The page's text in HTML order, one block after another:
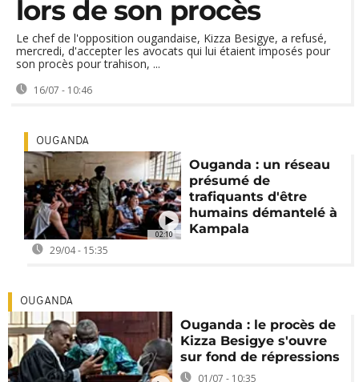
lors de son procès
Le chef de l'opposition ougandaise, Kizza Besigye, a refusé,
mercredi, d'accepter les avocats qui lui étaient imposés pour
son procès pour trahison, ...
16/07 - 10:46
02:10
OUGANDA
Ouganda : un réseau
présumé de
trafiquants d'être
humains démantelé à
Kampala
29/04 - 15:35
OUGANDA
Ouganda : le procès de
Kizza Besigye s'ouvre
sur fond de répressions
01/07 - 10:35